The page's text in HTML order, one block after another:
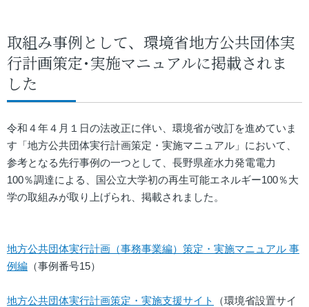
取組み事例として、環境省地方公共団体実
行計画策定･実施マニュアルに掲載されま
した
令和４年４月１日の法改正に伴い、環境省が改訂を進めていま
す「地方公共団体実行計画策定・実施マニュアル」において、
参考となる先行事例の一つとして、長野県産水力発電電力
100％調達による、国公立大学初の再生可能エネルギー100％大
学の取組みが取り上げられ、掲載されました。
地方公共団体実行計画（事務事業編）策定・実施マニュアル 事
例編 （事例番号15）
地方公共団体実行計画策定・実施支援サイト
（環境省設置サイ